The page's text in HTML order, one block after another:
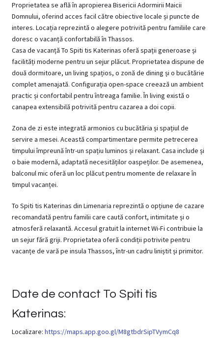
Proprietatea se află în apropierea Bisericii Adormirii Maicii
Domnului, oferind acces facil către obiective locale și puncte de
interes. Locația reprezintă o alegere potrivită pentru familiile care
doresc o vacanță confortabilă în Thassos.
Casa de vacanță To Spiti tis Katerinas oferă spații generoase și
facilități moderne pentru un sejur plăcut. Proprietatea dispune de
două dormitoare, un living spațios, o zonă de dining și o bucătărie
complet amenajată. Configurația open-space creează un ambient
practic și confortabil pentru întreaga familie. În living există o
canapea extensibilă potrivită pentru cazarea a doi copii.
Zona de zi este integrată armonios cu bucătăria și spațiul de
servire a mesei. Această compartimentare permite petrecerea
timpului împreună într-un spațiu luminos și relaxant. Casa include și
o baie modernă, adaptată necesităților oaspeților. De asemenea,
balconul mic oferă un loc plăcut pentru momente de relaxare în
timpul vacanței.
To Spiti tis Katerinas din Limenaria reprezintă o opțiune de cazare
recomandată pentru familii care caută confort, intimitate și o
atmosferă relaxantă. Accesul gratuit la internet Wi-Fi contribuie la
un sejur fără griji. Proprietatea oferă condiții potrivite pentru
vacanțe de vară pe insula Thassos, într-un cadru liniștit și primitor.
Date de contact To Spiti tis
Katerinas:
Localizare: https://maps.app.goo.gl/M8gtbdrSipTVymCq8